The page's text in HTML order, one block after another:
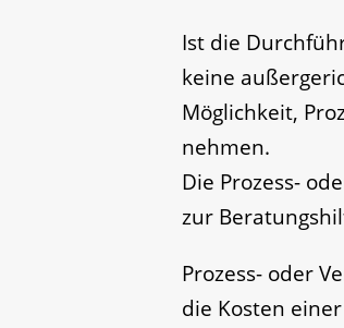
Ist die
keine
Möglichkeit,
nehmen.
Die Prozess-
zur
Prozess- oder
die Kosten